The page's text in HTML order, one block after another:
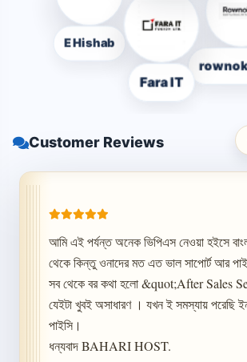
Customer Reviews
আমি এই পর্যন্ত অনেক ভিপিএস নেওয়া হইসে
থেকে কিন্তু ওনাদের মত এত ভাল সাপোর্ট আর
সব থেকে বর কথা হলো &quot;After Sales
যেইটা খুবই অসাধারণ । যখন ই সমস্যায় পরেছি
পাইসি।
ধন্যবাদ BAHARI HOST.
Fara IT
E Hishab